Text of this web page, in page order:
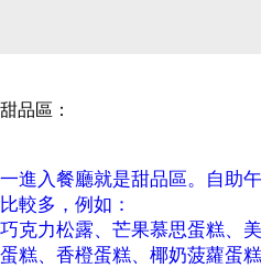
甜品區：
一進入餐廳就是甜品區。自助
比較多，例如：
巧克力松露、芒果慕思蛋糕、
蛋糕、香橙蛋糕、椰奶菠蘿蛋